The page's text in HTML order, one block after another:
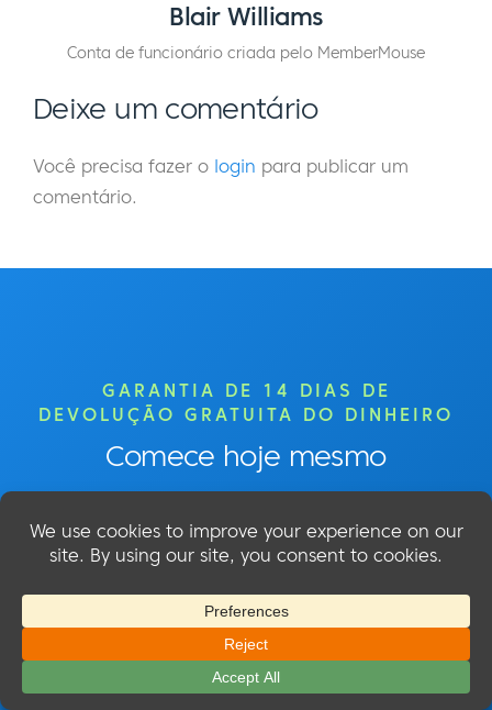
Blair Williams
Conta de funcionário criada pelo MemberMouse
Deixe um comentário
Você precisa fazer o login para publicar um
comentário.
GARANTIA DE 14 DIAS DE
DEVOLUÇÃO GRATUITA DO DINHEIRO
Comece hoje mesmo
com o MemberMouse!
Fácil configuração - Garantia de reembolso de 14